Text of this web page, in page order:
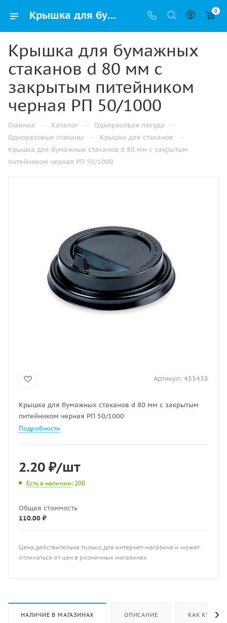
Крышка для бумажных стаканов d 80 мм с закрытым питейником черная РП 50/1000 купить в Казани с доставкой - УПАК.РФ 0
Крышка для бумажных
стаканов d 80 мм с
закрытым питейником
черная РП 50/1000
Главная — Каталог — Одноразовая посуда —
Одноразовые стаканы — Крышки для стаканов —
Крышка для бумажных стаканов d 80 мм с закрытым
питейником черная РП 50/1000
Артикул: 455438
Крышка для бумажных стаканов d 80 мм с закрытым
питейником черная РП 50/1000
Подробности
2.20 ₽/шт
Есть в наличии: 200
Общая стоимость
110.00 ₽
Цена действительна только для интернет-магазина и может
отличаться от цен в розничных магазинах
НАЛИЧИЕ В МАГАЗИНАХ ОПИСАНИЕ КАК КУПИТЬ